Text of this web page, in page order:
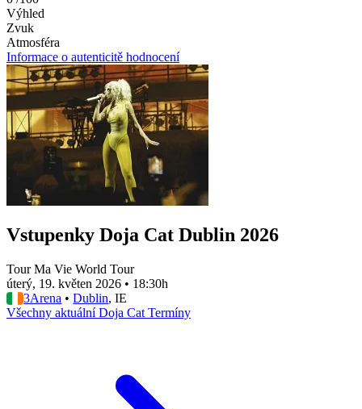
Výhled
Zvuk
Atmosféra
Informace o autenticitě hodnocení
Vstupenky Doja Cat Dublin 2026
Tour Ma Vie World Tour
úterý, 19. květen 2026 • 18:30h
3Arena • Dublin, IE
Všechny aktuální Doja Cat Termíny